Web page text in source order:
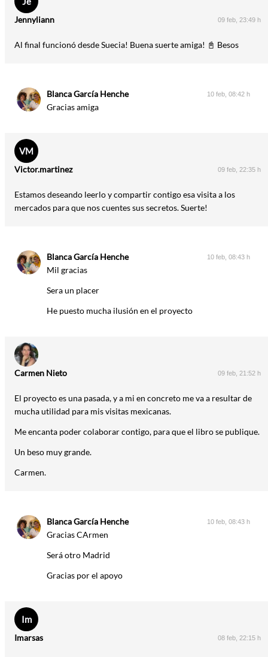
Jennyliann 09 feb, 23:49 h
Al final funcionó desde Suecia! Buena suerte amiga! 📓 Besos
Blanca García Henche 10 feb, 08:42 h
Gracias amiga
VM
Victor.martinez 09 feb, 22:35 h
Estamos deseando leerlo y compartir contigo esa visita a los
mercados para que nos cuentes sus secretos. Suerte!
Blanca García Henche 10 feb, 08:43 h
Mil gracias
Sera un placer
He puesto mucha ilusión en el proyecto
Carmen Nieto 09 feb, 21:52 h
El proyecto es una pasada, y a mi en concreto me va a resultar de
mucha utilidad para mis visitas mexicanas.
Me encanta poder colaborar contigo, para que el libro se publique.
Un beso muy grande.
Carmen.
Blanca García Henche 10 feb, 08:43 h
Gracias CArmen
Será otro Madrid
Gracias por el apoyo
Im
Imarsas 08 feb, 22:15 h